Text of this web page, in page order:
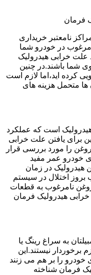
فرمان
نامعتبر خریداری
در خودرو شما
علت خرابی هیدرولیک
شما باشند.در چنین
کرده اید،اما لازم است
ها متحمل هزینه های
است که عملکرد
برای یافتن علت خرابی
را مورد بررسی قرار
خودرو عمر مفید
هیدرولیک در زمان
اختلال در سیستم
روغن نامرغوب به قطعات
هیدرولیک فرمان
به سراغ رینگ یا
برخوردار نیستند.این
۵ گانه جلوبندی خودرو را بر هم می زنند
فرمان شناخته